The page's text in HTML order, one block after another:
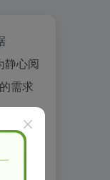
静心阅
需求
纱纪